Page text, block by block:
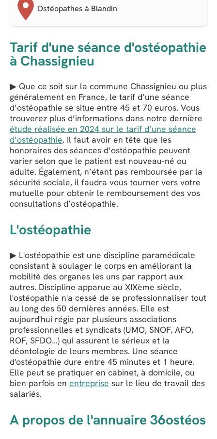
Ostéopathes à Blandin
Tarif d'une séance d'ostéopathie
à Chassignieu
▶ Que ce soit sur la commune Chassignieu ou plus
généralement en France, le tarif d’une séance
d’ostéopathie se situe entre 45 et 70 euros. Vous
trouverez plus d’informations dans notre dernière
étude réalisée en 2024 sur le tarif d’une séance
d’ostéopathie. Il faut avoir en tête que les
honoraires des séances d’ostéopathie peuvent
varier selon que le patient est nouveau-né ou
adulte. Également, n’étant pas remboursée par la
sécurité sociale, il faudra vous tourner vers votre
mutuelle pour obtenir le remboursement des vos
consultations d’ostéopathie.
L'ostéopathie
▶ L'ostéopathie est une discipline paramédicale
consistant à soulager le corps en améliorant la
mobilité des organes les uns par rapport aux
autres. Discipline apparue au XIXème siècle,
l'ostéopathie n'a cessé de se professionnaliser tout
au long des 50 dernières années. Elle est
aujourd'hui régie par plusieurs associations
professionnelles et syndicats (UMO, SNOF, AFO,
ROF, SFDO...) qui assurent le sérieux et la
déontologie de leurs membres. Une séance
d'ostéopathie dure entre 45 minutes et 1 heure.
Elle peut se pratiquer en cabinet, à domicile, ou
bien parfois en entreprise sur le lieu de travail des
salariés.
A propos de l'annuaire 36ostéos